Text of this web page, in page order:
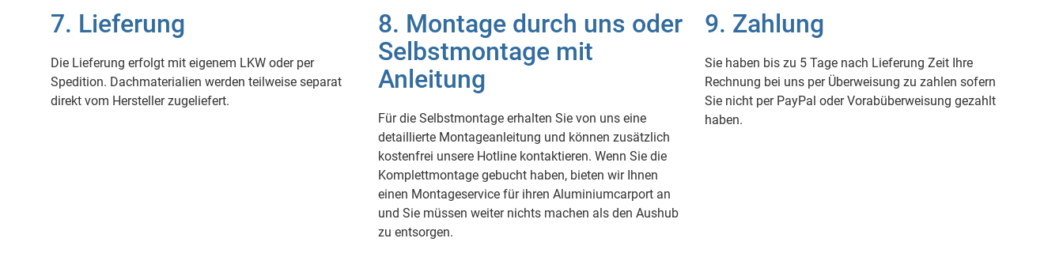
7. Lieferung
Die Lieferung erfolgt mit eigenem LKW oder per
Spedition. Dachmaterialien werden teilweise separat
direkt vom Hersteller zugeliefert.
8. Montage durch uns oder
Selbstmontage mit
Anleitung
Für die Selbstmontage erhalten Sie von uns eine
detaillierte Montageanleitung und können zusätzlich
kostenfrei unsere Hotline kontaktieren. Wenn Sie die
Komplettmontage gebucht haben, bieten wir Ihnen
einen Montageservice für ihren Aluminiumcarport an
und Sie müssen weiter nichts machen als den Aushub
zu entsorgen.
9. Zahlung
Sie haben bis zu 5 Tage nach Lieferung Zeit Ihre
Rechnung bei uns per Überweisung zu zahlen sofern
Sie nicht per PayPal oder Vorabüberweisung gezahlt
haben.